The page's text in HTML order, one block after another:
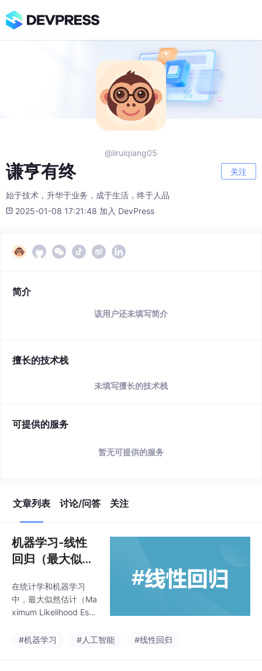
@liruiqiang05
谦亨有终 关注
始于技术，升华于业务，成于生活，终于人品
2025-01-08 17:21:48 加入 DevPress
简介
该用户还未填写简介
擅长的技术栈
未填写擅长的技术栈
可提供的服务
暂无可提供的服务
文章列表 讨论/问答 关注
机器学习-线性
回归（最大似然
在统计学和机器学习
中，最大似然估计（Ma
ximum Likelihood Esti
一种用于估计模型参数
#机器学习 #人工智能 #线性回归